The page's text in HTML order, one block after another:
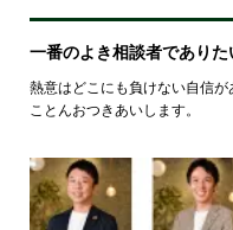
一番のよき相談者でありた
熱意はどこにも負けない自信
ことんおつきあいします。